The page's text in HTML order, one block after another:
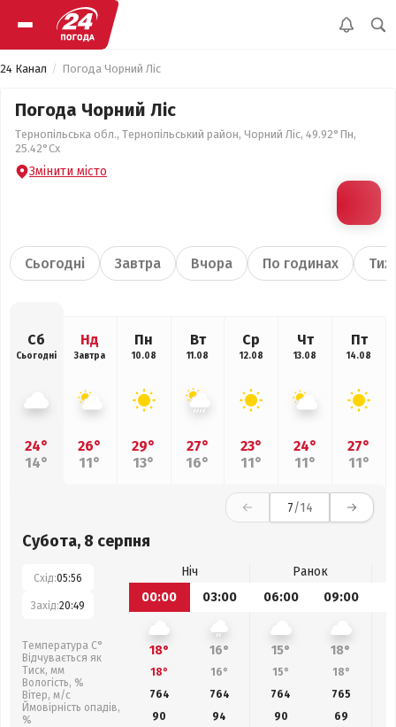
24 Канал Погода Чорний Ліс
Погода Чорний Ліс
Тернопільська обл., Тернопільський район, Чорний Ліс, 49.92°Пн,
25.42°Сх
Змінити місто
Сьогодні Завтра Вчора По годинах
Сб
Сьогодні
24°
14°
Нд
Завтра
26°
11°
Пн
10.08
29°
13°
Вт
11.08
27°
16°
Ср
12.08
23°
11°
Чт
13.08
24°
11°
Пт
14.08
27°
11°
7/14
Субота, 8 серпня
Схід:05:56
Захід:20:49
Температура С°
Відчувається як
Тиск, мм
Вологість, %
Вітер, м/с
Ймовірність опадів,
%
Ніч
Ранок
00:00
03:00 06:00 09:00
18° 16° 15° 18°
18° 16° 15° 18°
764
764 764 765
90
94 90 69